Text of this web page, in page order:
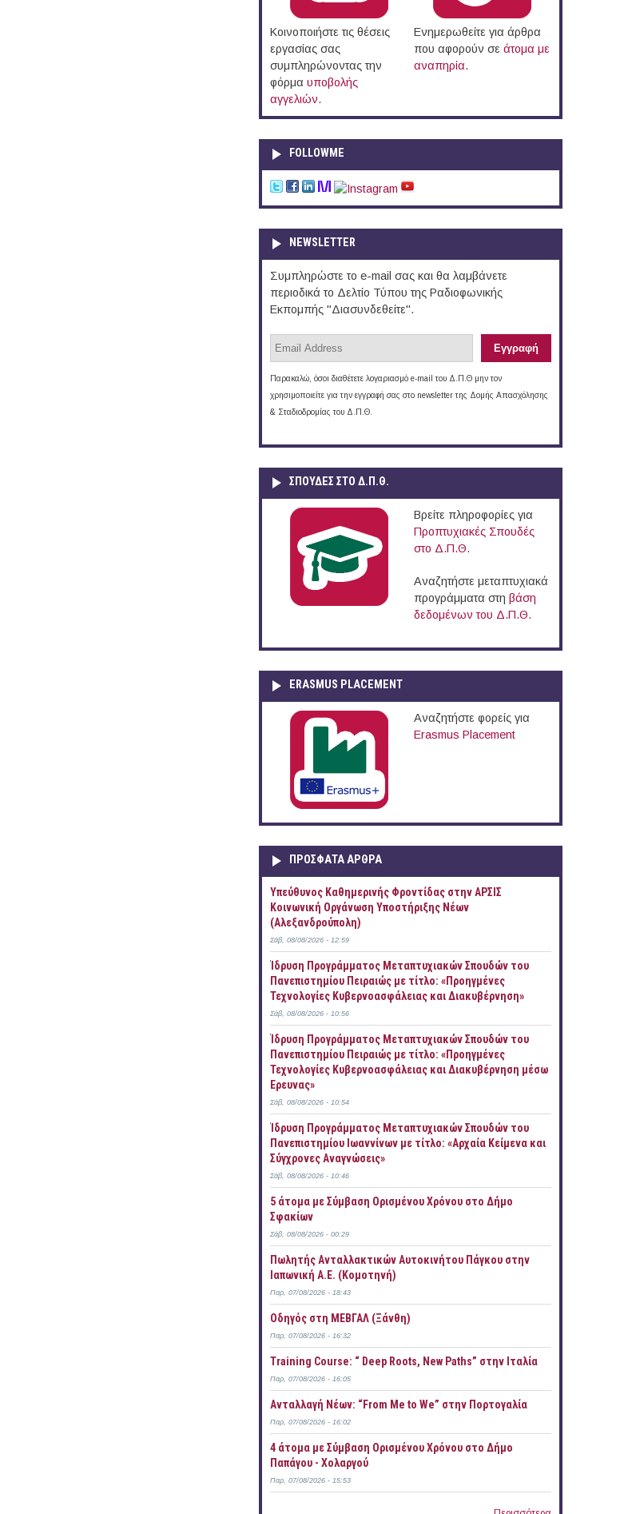
Κοινοποιήστε τις θέσεις
εργασίας σας
συμπληρώνοντας την
φόρμα υποβολής
αγγελιών.
Ενημερωθείτε για άρθρα
που αφορούν σε άτομα με
αναπηρία.
FOLLOWME
NEWSLETTER
Συμπληρώστε το e-mail σας και θα λαμβάνετε
περιοδικά το Δελτίο Τύπου της Ραδιοφωνικής
Εκπομπής "Διασυνδεθείτε".
Παρακαλώ, όσοι διαθέτετε λογαριασμό e-mail του Δ.Π.Θ μην τον
χρησιμοποιείτε για την εγγραφή σας στο newsletter της Δομής Απασχόλησης
& Σταδιοδρομίας του Δ.Π.Θ.
ΣΠΟΥΔΈΣ ΣΤΟ Δ.Π.Θ.
Βρείτε πληροφορίες για
Προπτυχιακές Σπουδές
στο Δ.Π.Θ.
Αναζητήστε μεταπτυχιακά
προγράμματα στη βάση
δεδομένων του Δ.Π.Θ.
ERASMUS PLACEMENT
Αναζητήστε φορείς για
Erasmus Placement
ΠΡOΣΦΑΤΑ AΡΘΡΑ
Yπεύθυνος Καθημερινής Φροντίδας στην ΑΡΣΙΣ
Κοινωνική Οργάνωση Υποστήριξης Νέων
(Αλεξανδρούπολη)
Σάβ, 08/08/2026 - 12:59
Ίδρυση Προγράμματος Μεταπτυχιακών Σπουδών του
Πανεπιστημίου Πειραιώς με τίτλο: «Προηγμένες
Τεχνολογίες Κυβερνοασφάλειας και Διακυβέρνηση»
Σάβ, 08/08/2026 - 10:56
Ίδρυση Προγράμματος Μεταπτυχιακών Σπουδών του
Πανεπιστημίου Πειραιώς με τίτλο: «Προηγμένες
Τεχνολογίες Κυβερνοασφάλειας και Διακυβέρνηση μέσω
Έρευνας»
Σάβ, 08/08/2026 - 10:54
Ίδρυση Προγράμματος Μεταπτυχιακών Σπουδών του
Πανεπιστημίου Ιωαννίνων με τίτλο: «Αρχαία Κείμενα και
Σύγχρονες Αναγνώσεις»
Σάβ, 08/08/2026 - 10:46
5 άτομα με Σύμβαση Ορισμένου Χρόνου στο Δήμο
Σφακίων
Σάβ, 08/08/2026 - 00:29
Πωλητής Ανταλλακτικών Αυτοκινήτου Πάγκου στην
Ιαπωνική Α.Ε. (Κομοτηνή)
Παρ, 07/08/2026 - 18:43
Οδηγός στη ΜΕΒΓΑΛ (Ξάνθη)
Παρ, 07/08/2026 - 16:32
Training Course: “ Deep Roots, New Paths” στην Ιταλία
Παρ, 07/08/2026 - 16:05
Ανταλλαγή Νέων: “From Me to We” στην Πορτογαλία
Παρ, 07/08/2026 - 16:02
4 άτομα με Σύμβαση Ορισμένου Χρόνου στο Δήμο
Παπάγου - Χολαργού
Παρ, 07/08/2026 - 15:53